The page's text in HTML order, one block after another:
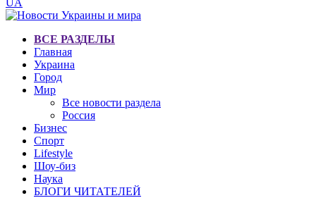
UA
ВСЕ РАЗДЕЛЫ
Главная
Украина
Город
Мир
Все новости раздела
Россия
Бизнес
Спорт
Lifestyle
Шоу-биз
Наука
БЛОГИ ЧИТАТЕЛЕЙ